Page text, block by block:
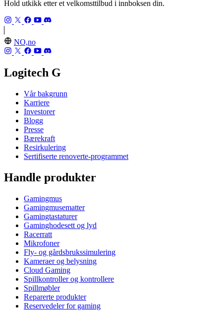
Hold utkikk etter et velkomsttilbud i innboksen din.
NO,no
Logitech G
Vår bakgrunn
Karriere
Investorer
Blogg
Presse
Bærekraft
Resirkulering
Sertifiserte renoverte-programmet
Handle produkter
Gamingmus
Gamingmusematter
Gamingtastaturer
Gaminghodesett og lyd
Racerratt
Mikrofoner
Fly- og gårdsbrukssimulering
Kameraer og belysning
Cloud Gaming
Spillkontroller og kontrollere
Spillmøbler
Reparerte produkter
Reservedeler for gaming